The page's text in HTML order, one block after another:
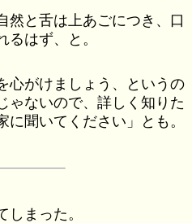
然と舌は上あごにつき、口
るはず、と。
心がけましょう、というの
ゃないので、詳しく知りた
聞いてください」とも。
しまった。